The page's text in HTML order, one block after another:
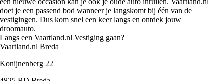
doet je een passend bod wanneer je langskomt bij één van de
vestigingen. Dus kom snel een keer langs en ontdek jouw
droomauto.
Langs een Vaartland.nl Vestiging gaan?
Vaartland.nl Breda
Konijnenberg 22